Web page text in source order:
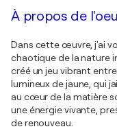
À propos de
Dans cette œuvre, j'ai
chaotique de la nature
créé un jeu vibrant
lumineux de jaune, qui
au cœur de la matière
une énergie vivante,
de renouveau.